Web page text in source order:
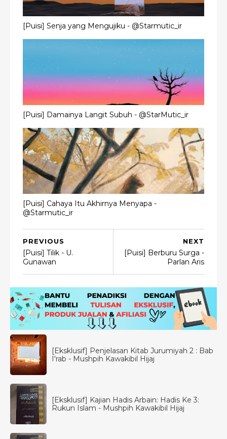
[Puisi] Senja yang Mengujiku - @Starmutic_ir
[Puisi] Damainya Langit Subuh - @StarMutic_ir
[Puisi] Cahaya Itu Akhirnya Menyapa -
@Starmutic_ir
NEXT
[Puisi] Berburu Surga -
Parlan Aris
PREVIOUS
[Puisi] Tilik - U.
Gunawan
[Eksklusif] Penjelasan Kitab Jurumiyah 2 : Bab
I'rab - Mushpih Kawakibil Hijaj
[Eksklusif] Kajian Hadis Arbain: Hadis Ke 3:
Rukun Islam - Mushpih Kawakibil Hijaj